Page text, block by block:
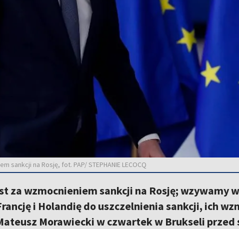
sankcji na Rosję, fot. PAP/ STEPHANIE LECOCQ
za wzmocnieniem sankcji na Rosję; wzywamy
i Holandię do uszczelnienia sankcji, ich
Morawiecki w czwartek w Brukseli przed